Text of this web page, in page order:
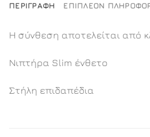
ΠΕΡΙΓΡΑΦΉ ΕΠΙΠΛΈΟΝ
Η σύνθεση αποτελείται από
Νιπτήρα Slim ένθετο
Στήλη επιδαπέδια